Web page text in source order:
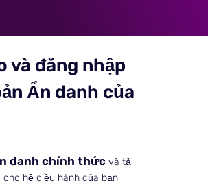
và đăng nhập
Ẩn danh của
danh chính thức và tải
hệ điều hành của bạn